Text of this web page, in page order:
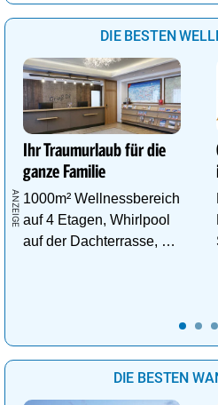
DIE BESTEN
Ihr Traumurlaub für die
ganze Familie
1000m² Wellnessbereich
auf 4 Etagen, Whirlpool
auf der Dachterrasse, 4
DIE BESTEN